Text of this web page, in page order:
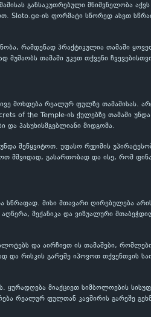
განსაკუთრებული მნიშვნელობა
Sloto.ge-ის ფორმატი სწორედ ასეთ
რამდენად პრაქტიკულია თამაში
თამაში უკეთ თქვენი
მოხდება რეალურ ფულზე თამაშისას.
of the Temple-ის ქულებზე თამაში უნდა
პასუხისმგებლიანი მიდგომა.
შეწყვიტოთ. უფასო რეჟიმის
მშვიდად, გასართობად და ისე, რომ
სწრაფად. მისი მთავარი ღირებულება
მექანიკა და ვიზუალური
და აირჩიეთ ის თამაშები,
რისკის გარეშე იპოვოთ თქვენთვის
მიაქციეთ სიმბოლოების
რეალურ ფულთან კავშირის გარეშე